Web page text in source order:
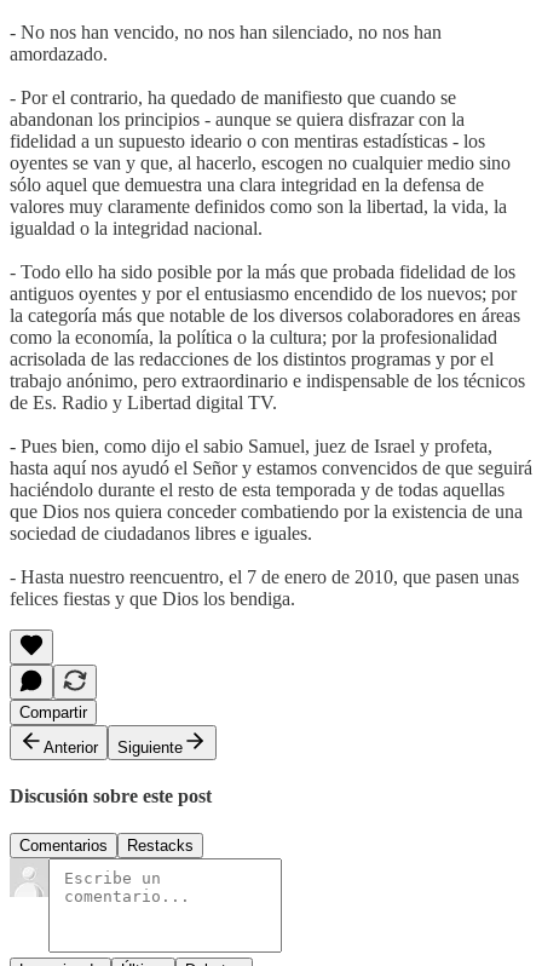
- No nos han vencido, no nos han silenciado, no nos han
amordazado.
- Por el contrario, ha quedado de manifiesto que cuando se
abandonan los principios - aunque se quiera disfrazar con la
fidelidad a un supuesto ideario o con mentiras estadísticas - los
oyentes se van y que, al hacerlo, escogen no cualquier medio sino
sólo aquel que demuestra una clara integridad en la defensa de
valores muy claramente definidos como son la libertad, la vida, la
igualdad o la integridad nacional.
- Todo ello ha sido posible por la más que probada fidelidad de los
antiguos oyentes y por el entusiasmo encendido de los nuevos; por
la categoría más que notable de los diversos colaboradores en áreas
como la economía, la política o la cultura; por la profesionalidad
acrisolada de las redacciones de los distintos programas y por el
trabajo anónimo, pero extraordinario e indispensable de los técnicos
de Es. Radio y Libertad digital TV.
- Pues bien, como dijo el sabio Samuel, juez de Israel y profeta,
hasta aquí nos ayudó el Señor y estamos convencidos de que seguirá
haciéndolo durante el resto de esta temporada y de todas aquellas
que Dios nos quiera conceder combatiendo por la existencia de una
sociedad de ciudadanos libres e iguales.
- Hasta nuestro reencuentro, el 7 de enero de 2010, que pasen unas
felices fiestas y que Dios los bendiga.
Compartir
Anterior
Siguiente
Discusión sobre este post
Comentarios Restacks